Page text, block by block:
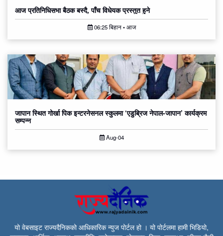
आज प्रतिनिधिसभा बैठक बस्दै, पाँच विधेयक प्रस्तुत हुने
06:25 बिहान • आज
जापान स्थित गोर्खा पिक इन्टरनेसनल स्कुलमा ‘एडुब्रिज नेपाल-जापान’ कार्यक्रम
सम्पन्न
Aug-04
यो वेबसाइट राज्यदैनिकको आधिकारिक न्युज पोर्टल हो । यो पोर्टलमा हामी भिडियो,